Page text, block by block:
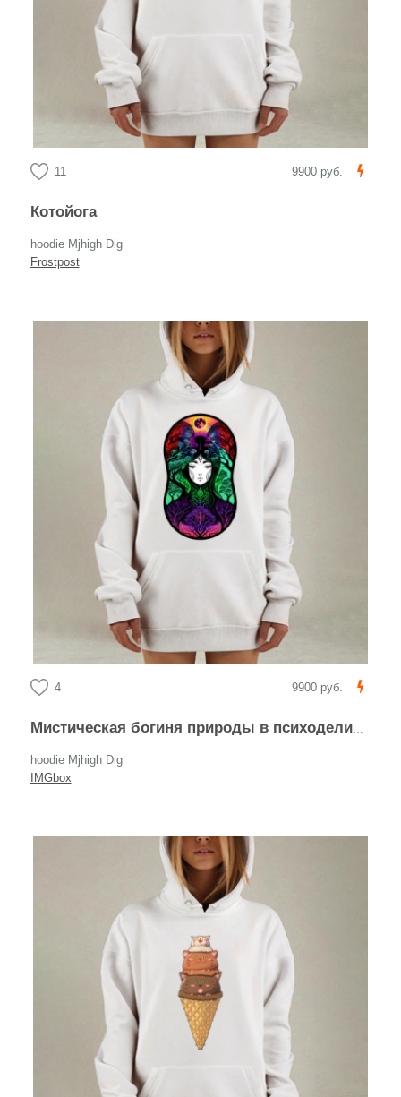
11 9900 руб.
Котойога
hoodie Mjhigh Dig
Frostpost
4 9900 руб.
Мистическая богиня природы в психоделическом стиле
hoodie Mjhigh Dig
IMGbox